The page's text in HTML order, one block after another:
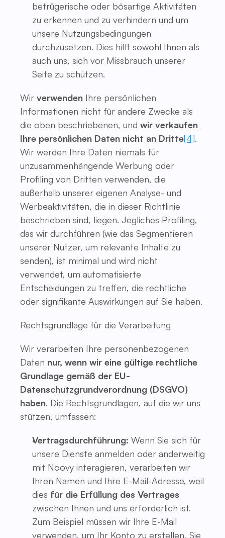
betrügerische oder bösartige Aktivitäten
zu erkennen und zu verhindern und um
unsere Nutzungsbedingungen
durchzusetzen. Dies hilft sowohl Ihnen als
auch uns, sich vor Missbrauch unserer
Seite zu schützen.
Wir verwenden Ihre persönlichen
Informationen nicht für andere Zwecke als
die oben beschriebenen, und wir verkaufen
Ihre persönlichen Daten nicht an Dritte[4].
Wir werden Ihre Daten niemals für
unzusammenhängende Werbung oder
Profiling von Dritten verwenden, die
außerhalb unserer eigenen Analyse- und
Werbeaktivitäten, die in dieser Richtlinie
beschrieben sind, liegen. Jegliches Profiling,
das wir durchführen (wie das Segmentieren
unserer Nutzer, um relevante Inhalte zu
senden), ist minimal und wird nicht
verwendet, um automatisierte
Entscheidungen zu treffen, die rechtliche
oder signifikante Auswirkungen auf Sie haben.
Rechtsgrundlage für die Verarbeitung
Wir verarbeiten Ihre personenbezogenen
Daten nur, wenn wir eine gültige rechtliche
Grundlage gemäß der EU-
Datenschutzgrundverordnung (DSGVO)
haben. Die Rechtsgrundlagen, auf die wir uns
stützen, umfassen:
Vertragsdurchführung: Wenn Sie sich für
unsere Dienste anmelden oder anderweitig
mit Noovy interagieren, verarbeiten wir
Ihren Namen und Ihre E-Mail-Adresse, weil
dies für die Erfüllung des Vertrages
zwischen Ihnen und uns erforderlich ist.
Zum Beispiel müssen wir Ihre E-Mail
verwenden, um Ihr Konto zu erstellen, Sie